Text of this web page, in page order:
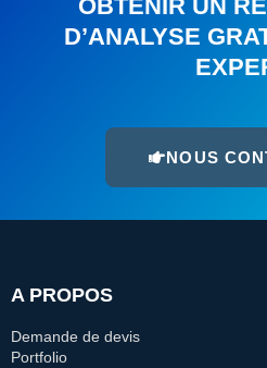
OBTENIR UN
D’ANALYSE
NOUS
A PROPOS
Demande de devis
Portfolio